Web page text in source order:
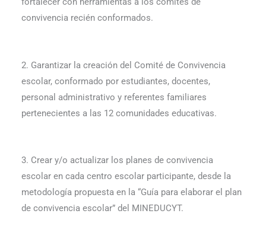
convivencia recién conformados.
2. Garantizar la creación del Comité de Convivencia
escolar, conformado por estudiantes, docentes,
personal administrativo y referentes familiares
pertenecientes a las 12 comunidades educativas.
3. Crear y/o actualizar los planes de convivencia
escolar en cada centro escolar participante, desde la
metodología propuesta en la “Guía para elaborar el plan
de convivencia escolar” del MINEDUCYT.